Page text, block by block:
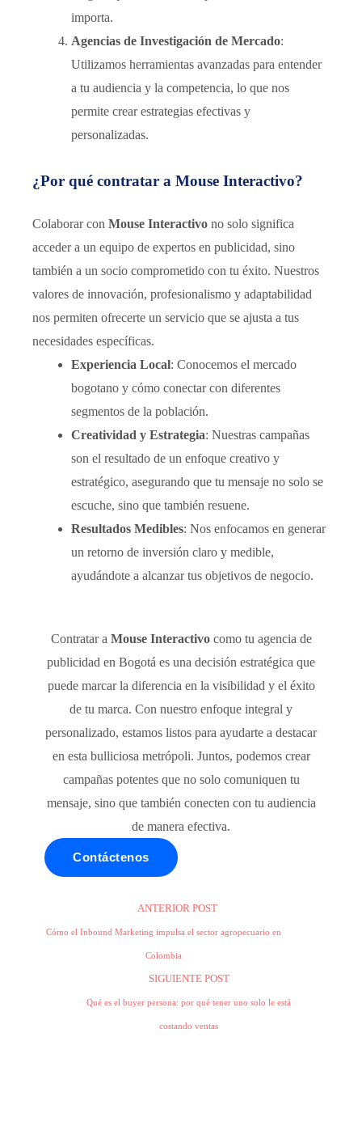
importa.
Agencias de Investigación de Mercado:
Utilizamos herramientas avanzadas para entender
a tu audiencia y la competencia, lo que nos
permite crear estrategias efectivas y
personalizadas.
¿Por qué contratar a Mouse Interactivo?
Colaborar con Mouse Interactivo no solo significa
acceder a un equipo de expertos en publicidad, sino
también a un socio comprometido con tu éxito. Nuestros
valores de innovación, profesionalismo y adaptabilidad
nos permiten ofrecerte un servicio que se ajusta a tus
necesidades específicas.
Experiencia Local: Conocemos el mercado
bogotano y cómo conectar con diferentes
segmentos de la población.
Creatividad y Estrategia: Nuestras campañas
son el resultado de un enfoque creativo y
estratégico, asegurando que tu mensaje no solo se
escuche, sino que también resuene.
Resultados Medibles: Nos enfocamos en generar
un retorno de inversión claro y medible,
ayudándote a alcanzar tus objetivos de negocio.
Contratar a Mouse Interactivocomo tu agencia de
publicidad en Bogotá es una decisión estratégica que
puede marcar la diferencia en la visibilidad y el éxito
de tu marca. Con nuestro enfoque integral y
personalizado, estamos listos para ayudarte a destacar
en esta bulliciosa metrópoli. Juntos, podemos crear
campañas potentes que no solo comuniquen tu
mensaje, sino que también conecten con tu audiencia
de manera efectiva.
Contáctenos
ANTERIOR POST
Cómo el Inbound Marketing impulsa el sector agropecuario en
Colombia
SIGUIENTE POST
Qué es el buyer persona: por qué tener uno solo le está
costando ventas